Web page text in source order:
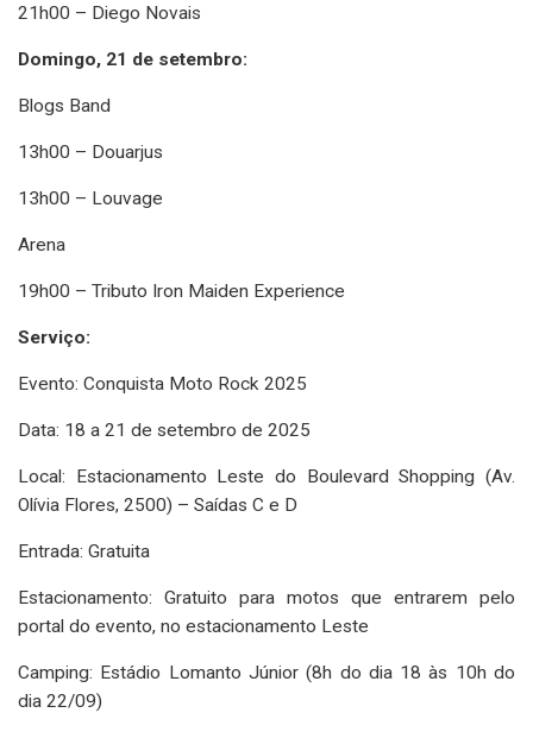
21h00 – Diego Novais
Domingo, 21 de setembro:
Blogs Band
13h00 – Douarjus
13h00 – Louvage
Arena
19h00 – Tributo Iron Maiden Experience
Serviço:
Evento: Conquista Moto Rock 2025
Data: 18 a 21 de setembro de 2025
Local: Estacionamento Leste do Boulevard Shopping (Av.
Olívia Flores, 2500) – Saídas C e D
Entrada: Gratuita
Estacionamento: Gratuito para motos que entrarem pelo
portal do evento, no estacionamento Leste
Camping: Estádio Lomanto Júnior (8h do dia 18 às 10h do
dia 22/09)